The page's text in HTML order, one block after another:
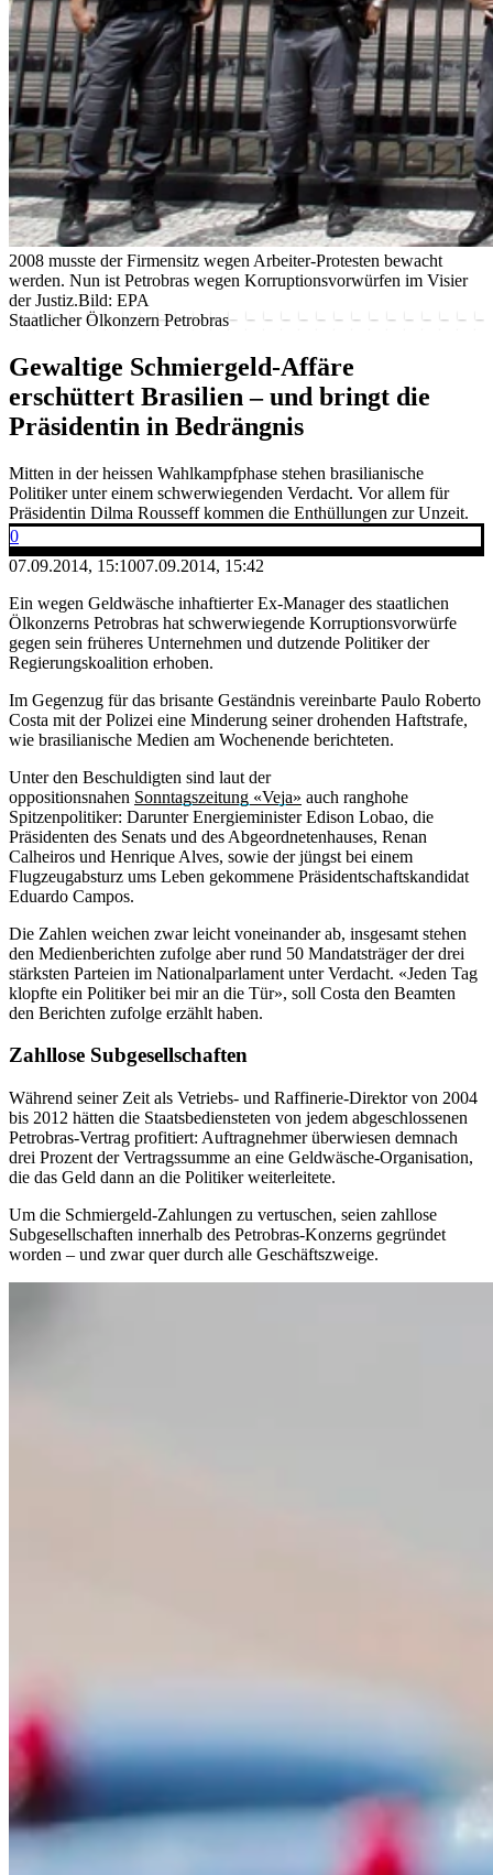
2008 musste der Firmensitz wegen Arbeiter-Protesten bewacht
werden. Nun ist Petrobras wegen Korruptionsvorwürfen im Visier
der Justiz.Bild: EPA
Staatlicher Ölkonzern Petrobras
Gewaltige Schmiergeld-Affäre
erschüttert Brasilien – und bringt die
Präsidentin in Bedrängnis
Mitten in der heissen Wahlkampfphase stehen brasilianische
Politiker unter einem schwerwiegenden Verdacht. Vor allem für
Präsidentin Dilma Rousseff kommen die Enthüllungen zur Unzeit.
0
07.09.2014, 15:1007.09.2014, 15:42
Ein wegen Geldwäsche inhaftierter Ex-Manager des staatlichen
Ölkonzerns Petrobras hat schwerwiegende Korruptionsvorwürfe
gegen sein früheres Unternehmen und dutzende Politiker der
Regierungskoalition erhoben.
Im Gegenzug für das brisante Geständnis vereinbarte Paulo Roberto
Costa mit der Polizei eine Minderung seiner drohenden Haftstrafe,
wie brasilianische Medien am Wochenende berichteten.
Unter den Beschuldigten sind laut der
oppositionsnahen Sonntagszeitung «Veja» auch ranghohe
Spitzenpolitiker: Darunter Energieminister Edison Lobao, die
Präsidenten des Senats und des Abgeordnetenhauses, Renan
Calheiros und Henrique Alves, sowie der jüngst bei einem
Flugzeugabsturz ums Leben gekommene Präsidentschaftskandidat
Eduardo Campos.
Die Zahlen weichen zwar leicht voneinander ab, insgesamt stehen
den Medienberichten zufolge aber rund 50 Mandatsträger der drei
stärksten Parteien im Nationalparlament unter Verdacht. «Jeden Tag
klopfte ein Politiker bei mir an die Tür», soll Costa den Beamten
den Berichten zufolge erzählt haben.
Zahllose Subgesellschaften
Während seiner Zeit als Vetriebs- und Raffinerie-Direktor von 2004
bis 2012 hätten die Staatsbediensteten von jedem abgeschlossenen
Petrobras-Vertrag profitiert: Auftragnehmer überwiesen demnach
drei Prozent der Vertragssumme an eine Geldwäsche-Organisation,
die das Geld dann an die Politiker weiterleitete.
Um die Schmiergeld-Zahlungen zu vertuschen, seien zahllose
Subgesellschaften innerhalb des Petrobras-Konzerns gegründet
worden – und zwar quer durch alle Geschäftszweige.